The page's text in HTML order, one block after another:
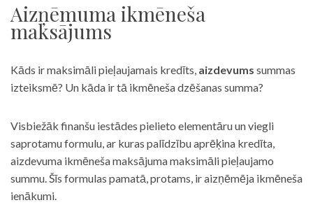
Aizņēmuma ikmēneša
maksājums
Kāds ir maksimāli pieļaujamais kredīts, aizdevums summas
izteiksmē? Un kāda ir tā ikmēneša dzēšanas summa?
Visbiežāk finanšu iestādes pielieto elementāru un viegli
saprotamu formulu, ar kuras palīdzību aprēķina kredīta,
aizdevuma ikmēneša maksājuma maksimāli pieļaujamo
summu. Šīs formulas pamatā, protams, ir aizņēmēja ikmēneša
ienākumi.